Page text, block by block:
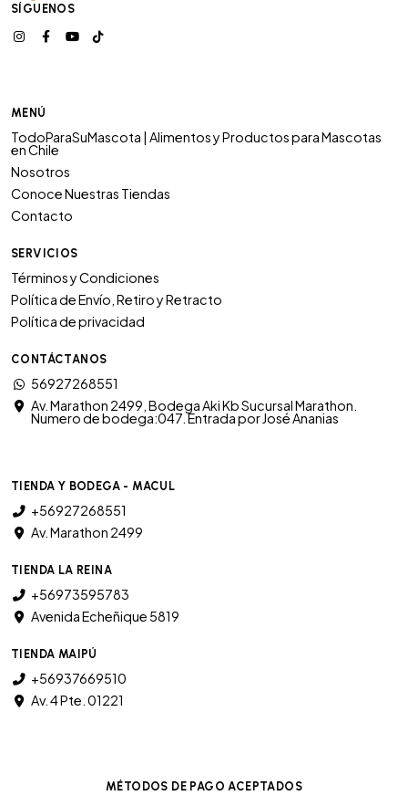
SÍGUENOS
MENÚ
TodoParaSuMascota | Alimentos y Productos para Mascotas
en Chile
Nosotros
Conoce Nuestras Tiendas
Contacto
SERVICIOS
Términos y Condiciones
Política de Envío, Retiro y Retracto
Política de privacidad
CONTÁCTANOS
56927268551
Av. Marathon 2499, Bodega Aki Kb Sucursal Marathon.
Numero de bodega:047. Entrada por José Ananias
TIENDA Y BODEGA - MACUL
+56927268551
Av. Marathon 2499
TIENDA LA REINA
+56973595783
Avenida Echeñique 5819
TIENDA MAIPÚ
+56937669510
Av. 4 Pte. 01221
MÉTODOS DE PAGO ACEPTADOS